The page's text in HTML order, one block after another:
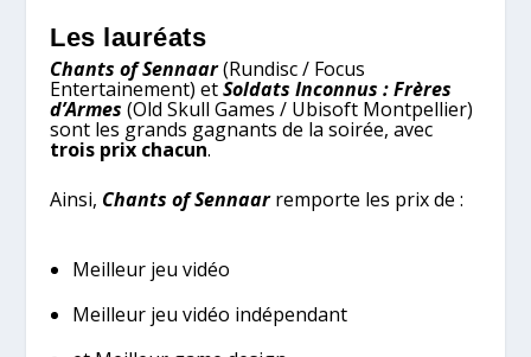
Les lauréats
Chants of Sennaar(Rundisc / Focus
Entertainement) etSoldats Inconnus : Frères
d’Armes (Old Skull Games / Ubisoft Montpellier)
sont les grands gagnants de la soirée, avec
trois prix chacun.
Ainsi, Chants of Sennaarremporte les prix de :
Meilleur jeu vidéo
Meilleur jeu vidéo indépendant